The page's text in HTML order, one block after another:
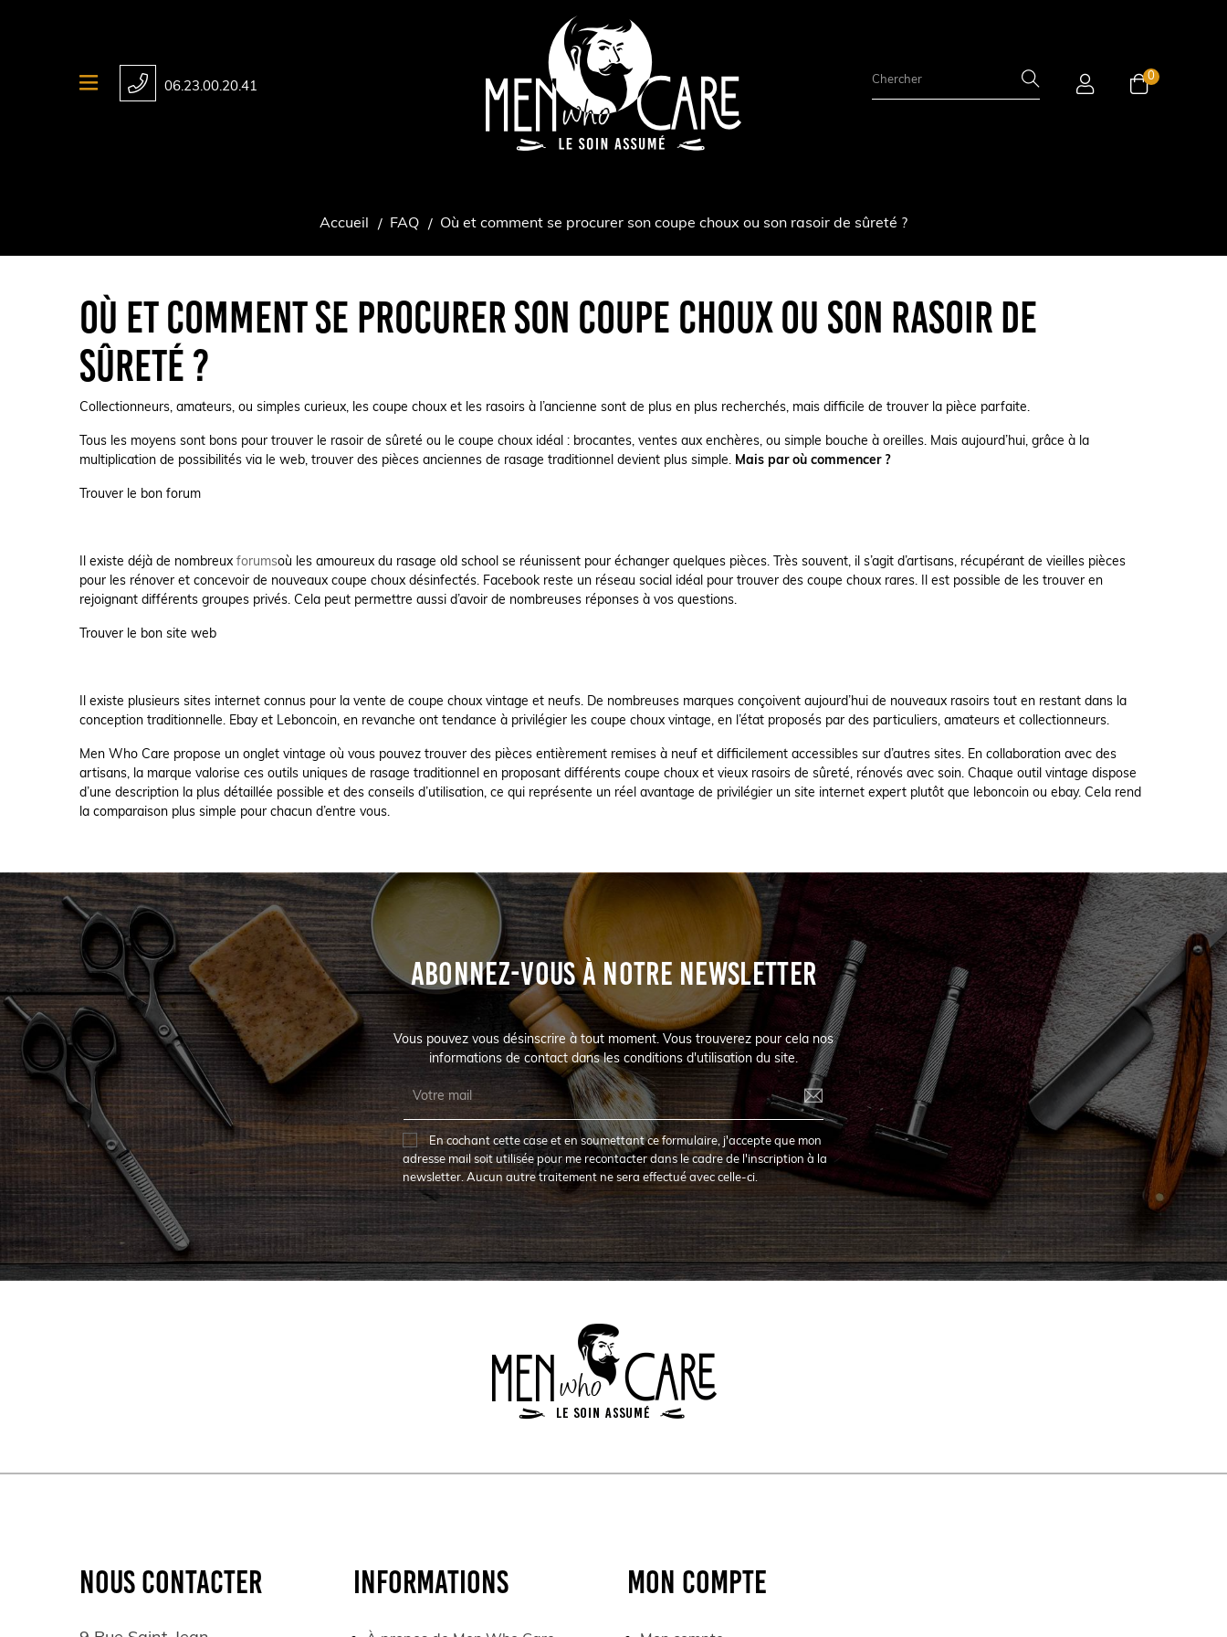
06.23.00.20.41
0
Accueil FAQ Où et comment se procurer son coupe choux ou son rasoir de sûreté ?
Où et comment se procurer son coupe choux ou son rasoir de
sûreté ?
Collectionneurs, amateurs, ou simples curieux, les coupe choux et les rasoirs à l’ancienne sont de plus en plus recherchés, mais difficile de trouver la pièce parfaite.
Tous les moyens sont bons pour trouver le rasoir de sûreté ou le coupe choux idéal : brocantes, ventes aux enchères, ou simple bouche à oreilles. Mais aujourd’hui, grâce à la
multiplication de possibilités via le web, trouver des pièces anciennes de rasage traditionnel devient plus simple. Mais par où commencer ?
Trouver le bon forum
Il existe déjà de nombreux forumsoù les amoureux du rasage old school se réunissent pour échanger quelques pièces. Très souvent, il s’agit d’artisans, récupérant de vieilles pièces
pour les rénover et concevoir de nouveaux coupe choux désinfectés. Facebook reste un réseau social idéal pour trouver des coupe choux rares. Il est possible de les trouver en
rejoignant différents groupes privés. Cela peut permettre aussi d’avoir de nombreuses réponses à vos questions.
Trouver le bon site web
Il existe plusieurs sites internet connus pour la vente de coupe choux vintage et neufs. De nombreuses marques conçoivent aujourd’hui de nouveaux rasoirs tout en restant dans la
conception traditionnelle. Ebay et Leboncoin, en revanche ont tendance à privilégier les coupe choux vintage, en l’état proposés par des particuliers, amateurs et collectionneurs.
Men Who Care propose un onglet vintage où vous pouvez trouver des pièces entièrement remises à neuf et difficilement accessibles sur d’autres sites. En collaboration avec des
artisans, la marque valorise ces outils uniques de rasage traditionnel en proposant différents coupe choux et vieux rasoirs de sûreté, rénovés avec soin. Chaque outil vintage dispose
d’une description la plus détaillée possible et des conseils d’utilisation, ce qui représente un réel avantage de privilégier un site internet expert plutôt que leboncoin ou ebay. Cela rend
la comparaison plus simple pour chacun d’entre vous.
ABONNEZ-VOUS À NOTRE NEWSLETTER
Vous pouvez vous désinscrire à tout moment. Vous trouverez pour cela nos
informations de contact dans les conditions d'utilisation du site.
En cochant cette case et en soumettant ce formulaire, j'accepte que mon
adresse mail soit utilisée pour me recontacter dans le cadre de l'inscription à la
newsletter. Aucun autre traitement ne sera effectué avec celle-ci.
NOUS CONTACTER INFORMATIONS MON COMPTE